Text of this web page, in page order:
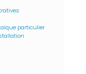
particulier